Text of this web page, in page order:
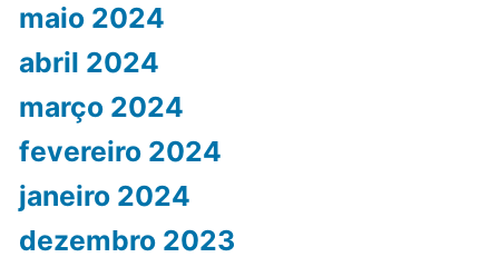
maio 2024
abril 2024
março 2024
fevereiro 2024
janeiro 2024
dezembro 2023